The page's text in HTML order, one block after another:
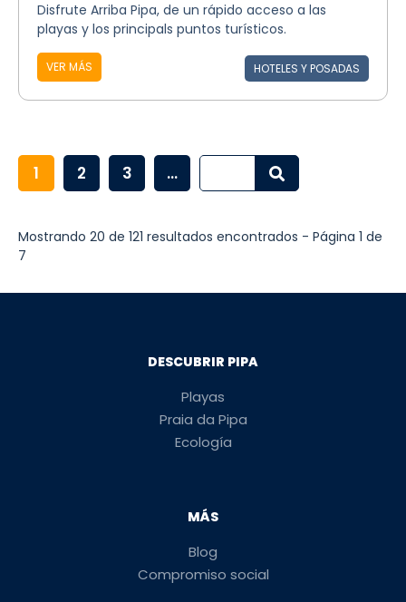
Disfrute Arriba Pipa, de un rápido acceso a las
playas y los principals puntos turísticos.
VER MÁS HOTELES Y POSADAS
1 2 3 ...
Mostrando 20 de 121 resultados encontrados - Página 1 de
7
DESCUBRIR PIPA
Playas
Praia da Pipa
Ecología
MÁS
Blog
Compromiso social